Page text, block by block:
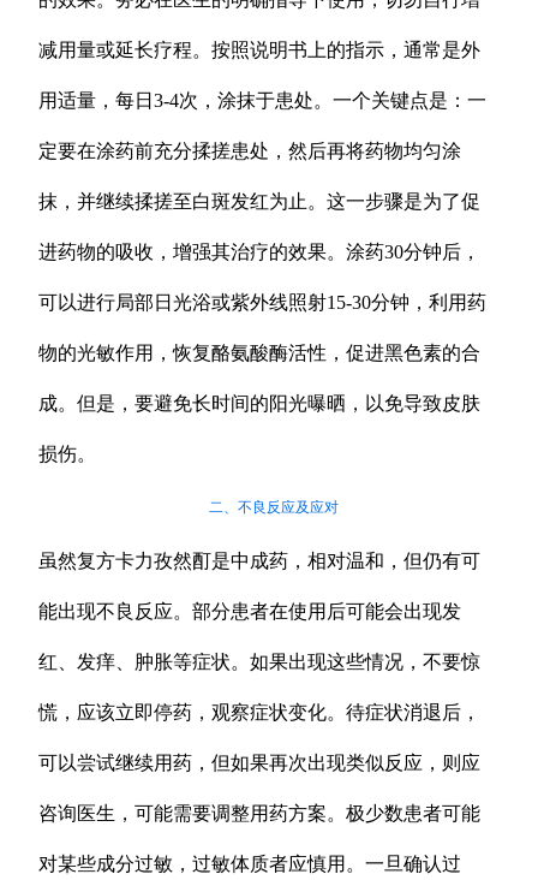
减用量或延长疗程。按照说明书上的指示，通常是外
用适量，每日3-4次，涂抹于患处。一个关键点是：一
定要在涂药前充分揉搓患处，然后再将药物均匀涂
抹，并继续揉搓至白斑发红为止。这一步骤是为了促
进药物的吸收，增强其治疗的效果。涂药30分钟后，
可以进行局部日光浴或紫外线照射15-30分钟，利用药
物的光敏作用，恢复酪氨酸酶活性，促进黑色素的合
成。但是，要避免长时间的阳光曝晒，以免导致皮肤
损伤。
二、不良反应及应对
虽然复方卡力孜然酊是中成药，相对温和，但仍有可
能出现不良反应。部分患者在使用后可能会出现发
红、发痒、肿胀等症状。如果出现这些情况，不要惊
慌，应该立即停药，观察症状变化。待症状消退后，
可以尝试继续用药，但如果再次出现类似反应，则应
咨询医生，可能需要调整用药方案。极少数患者可能
对某些成分过敏，过敏体质者应慎用。一旦确认过